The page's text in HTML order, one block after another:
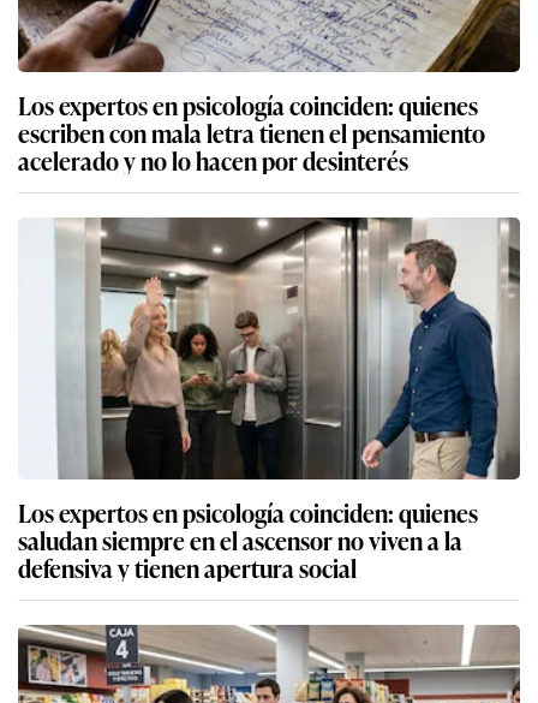
Los expertos en psicología coinciden: quienes
escriben con mala letra tienen el pensamiento
acelerado y no lo hacen por desinterés
Los expertos en psicología coinciden: quienes
saludan siempre en el ascensor no viven a la
defensiva y tienen apertura social